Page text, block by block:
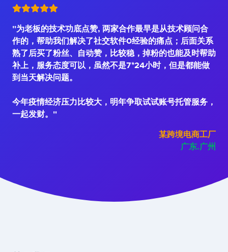
"为老板的技术功底点赞, 两家合作最早是从技术顾问合
作的，帮助我们解决了社交软件0经验的痛点；后面关系
熟了后买了粉丝、自动赞，比较稳，掉粉的也能及时帮助
补上，服务态度可以，虽然不是7*24小时，但是都能做
到当天解决问题。
今年疫情经济压力比较大，明年争取试试账号托管服务，
一起发财。"
某跨境电商工厂
广东.广州